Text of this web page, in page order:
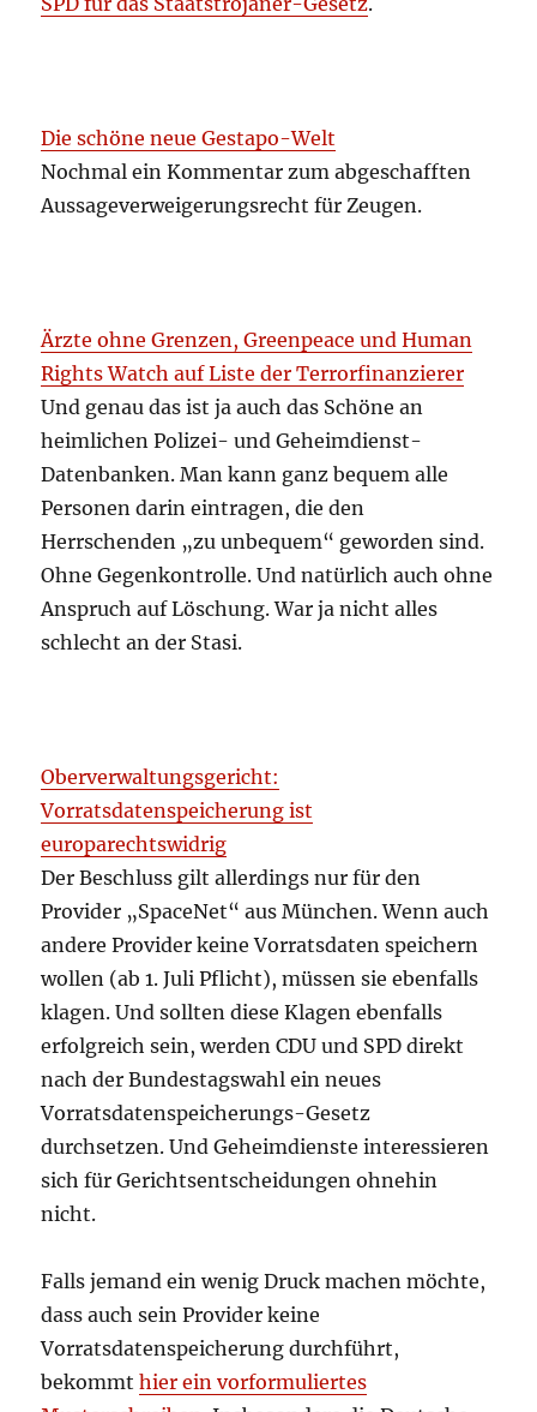
Die schöne neue Gestapo-Welt
Nochmal ein Kommentar zum abgeschafften
Aussageverweigerungsrecht für Zeugen.
Ärzte ohne Grenzen, Greenpeace und Human
Rights Watch auf Liste der Terrorfinanzierer
Und genau das ist ja auch das Schöne an
heimlichen Polizei- und Geheimdienst-
Datenbanken. Man kann ganz bequem alle
Personen darin eintragen, die den
Herrschenden „zu unbequem“ geworden sind.
Ohne Gegenkontrolle. Und natürlich auch ohne
Anspruch auf Löschung. War ja nicht alles
schlecht an der Stasi.
Oberverwaltungsgericht:
Vorratsdatenspeicherung ist
europarechtswidrig
Der Beschluss gilt allerdings nur für den
Provider „SpaceNet“ aus München. Wenn auch
andere Provider keine Vorratsdaten speichern
wollen (ab 1. Juli Pflicht), müssen sie ebenfalls
klagen. Und sollten diese Klagen ebenfalls
erfolgreich sein, werden CDU und SPD direkt
nach der Bundestagswahl ein neues
Vorratsdatenspeicherungs-Gesetz
durchsetzen. Und Geheimdienste interessieren
sich für Gerichtsentscheidungen ohnehin
nicht.
Falls jemand ein wenig Druck machen möchte,
dass auch sein Provider keine
Vorratsdatenspeicherung durchführt,
bekommthier ein vorformuliertes